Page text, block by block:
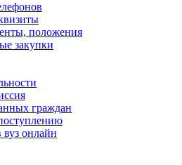
положения
закупки
граждан
онлайн